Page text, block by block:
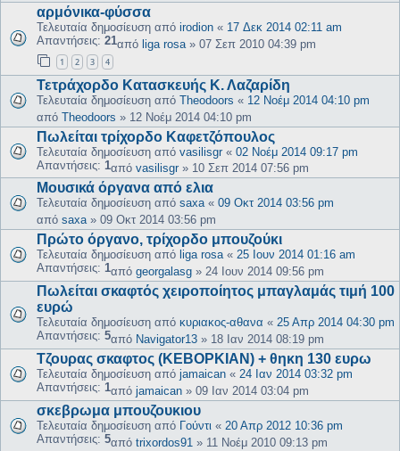
αρμόνικα-φύσσα
Τελευταία δημοσίευση από irodion « 17 Δεκ 2014 02:11 am
Απαντήσεις: 21από liga rosa » 07 Σεπ 2010 04:39 pm
1 2 3 4
Τετράχορδο Κατασκευής Κ. Λαζαρίδη
Τελευταία δημοσίευση από Theodoors « 12 Νοέμ 2014 04:10 pm
από Theodoors » 12 Νοέμ 2014 04:10 pm
Πωλείται τρίχορδο Καφετζόπουλος
Τελευταία δημοσίευση από vasilisgr « 02 Νοέμ 2014 09:17 pm
Απαντήσεις: 1από vasilisgr » 10 Σεπ 2014 07:56 pm
Μουσικά όργανα από ελια
Τελευταία δημοσίευση από saxa« 09 Οκτ 2014 03:56 pm
από saxa» 09 Οκτ 2014 03:56 pm
Πρώτο όργανο, τρίχορδο μπουζούκι
Τελευταία δημοσίευση από liga rosa« 25 Ιουν 2014 01:16 am
Απαντήσεις: 1από georgalasg » 24 Ιουν 2014 09:56 pm
Πωλείται σκαφτός χειροποίητος μπαγλαμάς τιμή 100
ευρώ
Τελευταία δημοσίευση από κυριακος-αθανα « 25 Απρ 2014 04:30 pm
Απαντήσεις: 5από Navigator13 » 18 Ιαν 2014 08:19 pm
Τζουρας σκαφτος (ΚΕΒΟΡΚΙΑΝ) + θηκη 130 ευρω
Τελευταία δημοσίευση από jamaican « 24 Ιαν 2014 03:32 pm
Απαντήσεις: 1από jamaican » 09 Ιαν 2014 03:04 pm
σκεβρωμα μπουζουκιου
Τελευταία δημοσίευση από Γούντι « 20 Απρ 2012 10:36 pm
Απαντήσεις: 5από trixordos91 » 11 Νοέμ 2010 09:13 pm